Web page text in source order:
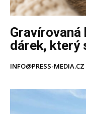
Gravírovaná
dárek, který
INFO@PRESS-MEDIA.CZ